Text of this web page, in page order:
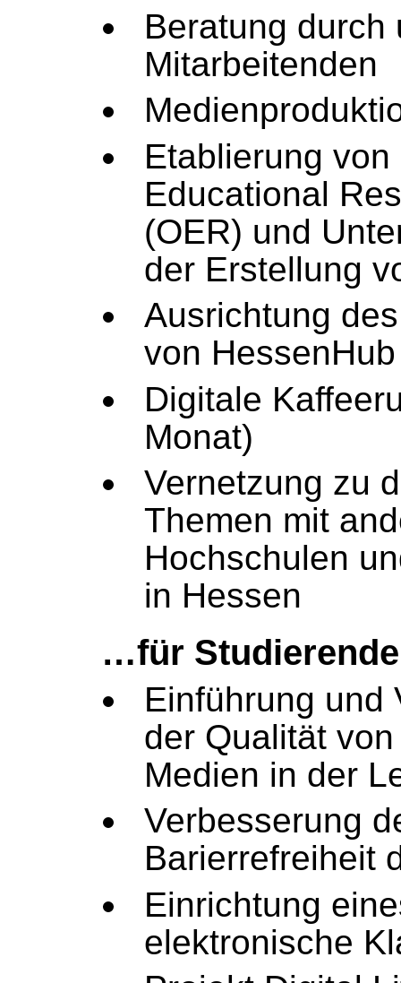
Beratung durch
Mitarbeitenden
Etablierung von
Educational
(OER) und
der Erstellung
Ausrichtung
von HessenHub
Digitale
Monat)
Vernetzung zu
Themen mit
Hochschulen
in Hessen
…für Studierende
Einführung und
der Qualität
Medien in der
Verbesserung
Barierrefreiheit
Einrichtung
elektronische